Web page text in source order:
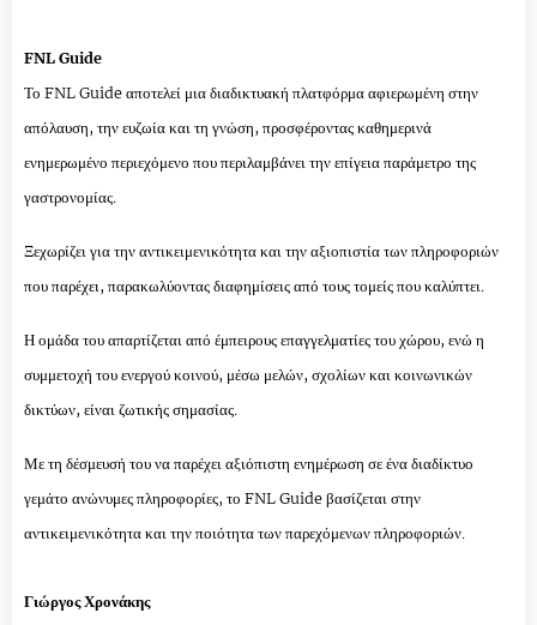
FNL Guide
Το FNL Guide αποτελεί μια διαδικτυακή πλατφόρμα αφιερωμένη στην
απόλαυση, την ευζωία και τη γνώση, προσφέροντας καθημερινά
ενημερωμένο περιεχόμενο που περιλαμβάνει την επίγεια παράμετρο της
γαστρονομίας.
Ξεχωρίζει για την αντικειμενικότητα και την αξιοπιστία των πληροφοριών
που παρέχει, παρακωλύοντας διαφημίσεις από τους τομείς που καλύπτει.
Η ομάδα του απαρτίζεται από έμπειρους επαγγελματίες του χώρου, ενώ η
συμμετοχή του ενεργού κοινού, μέσω μελών, σχολίων και κοινωνικών
δικτύων, είναι ζωτικής σημασίας.
Με τη δέσμευσή του να παρέχει αξιόπιστη ενημέρωση σε ένα διαδίκτυο
γεμάτο ανώνυμες πληροφορίες, το FNL Guide βασίζεται στην
αντικειμενικότητα και την ποιότητα των παρεχόμενων πληροφοριών.
Γιώργος Χρονάκης